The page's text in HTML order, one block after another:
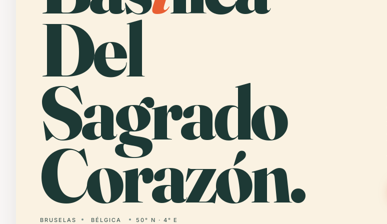
Del
Sagrado
Corazón.
BRUSELAS BÉLGICA 50° N · 4° E